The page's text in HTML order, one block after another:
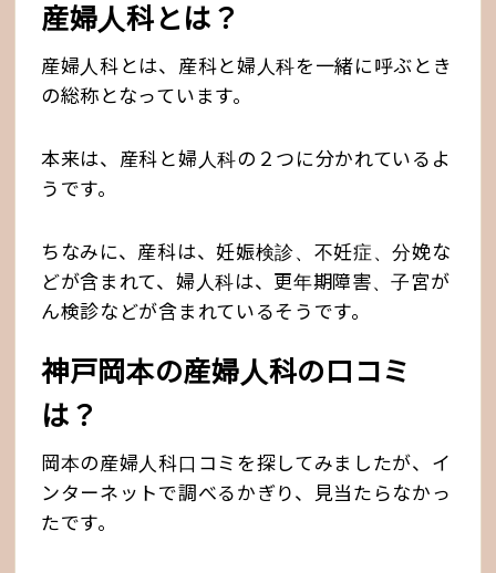
産婦人科とは？
産婦人科とは、産科と婦人科を一緒に呼ぶとき
の総称となっています。
本来は、産科と婦人科の２つに分かれているよ
うです。
ちなみに、産科は、妊娠検診、不妊症、分娩な
どが含まれて、婦人科は、更年期障害、子宮が
ん検診などが含まれているそうです。
神戸岡本の産婦人科の口コミ
は？
岡本の産婦人科口コミを探してみましたが、イ
ンターネットで調べるかぎり、見当たらなかっ
たです。